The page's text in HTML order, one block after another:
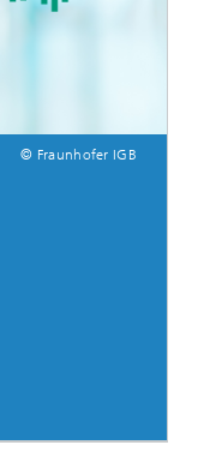
© Fraunhofer IGB